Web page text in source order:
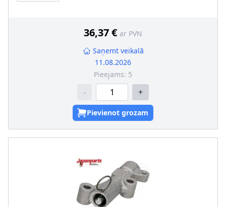
36,37 € ar PVN
Saņemt veikalā
11.08.2026
Pieejams: 5
- +
Pievienot grozam